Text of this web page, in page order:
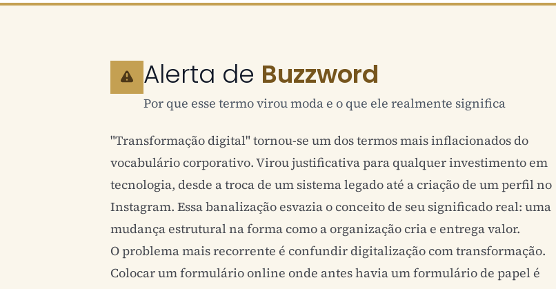
Alerta de Buzzword
Por que esse termo virou moda e o que ele realmente significa
"Transformação digital" tornou-se um dos termos mais inflacionados do
vocabulário corporativo. Virou justificativa para qualquer investimento em
tecnologia, desde a troca de um sistema legado até a criação de um perfil no
Instagram. Essa banalização esvazia o conceito de seu significado real: uma
mudança estrutural na forma como a organização cria e entrega valor.
O problema mais recorrente é confundir digitalização com transformação.
Colocar um formulário online onde antes havia um formulário de papel é